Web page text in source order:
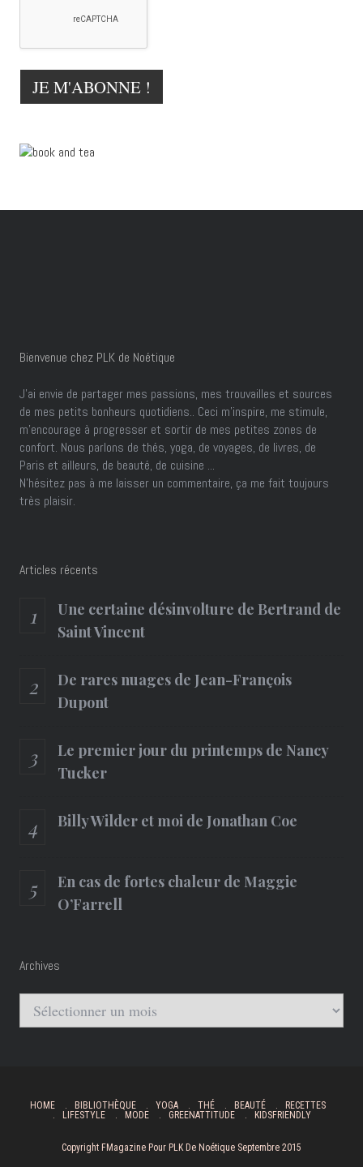
Bienvenue chez PLK de Noétique
J’ai envie de partager mes passions, mes trouvailles et sources
de mes petits bonheurs quotidiens.. Ceci m'inspire, me stimule,
m'encourage à progresser et sortir de mes petites zones de
confort. Nous parlons de thés, yoga, de voyages, de livres, de
Paris et ailleurs, de beauté, de cuisine ...
N'hésitez pas à me laisser un commentaire, ça me fait toujours
très plaisir.
Articles récents
Une certaine désinvolture de Bertrand de
Saint Vincent
De rares nuages de Jean-François
Dupont
Le premier jour du printemps de Nancy
Tucker
Billy Wilder et moi de Jonathan Coe
En cas de fortes chaleur de Maggie
O’Farrell
Archives
Archives
HOME BIBLIOTHÈQUE YOGA THÉ BEAUTÉ
RECETTES
LIFESTYLE
MODE GREENATTITUDE KIDSFRIENDLY
Copyright FMagazine Pour PLK De Noétique Septembre 2015